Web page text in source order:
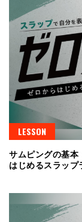
LESSON
サムピングの基本
はじめるスラップ